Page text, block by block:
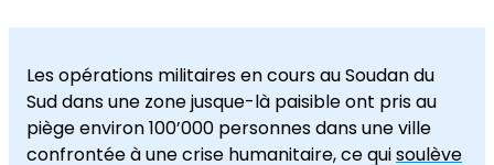
Les opérations militaires en cours au Soudan du
Sud dans une zone jusque-là paisible ont pris au
piège environ 100’000 personnes dans une ville
confrontée à une crise humanitaire, ce quisoulève